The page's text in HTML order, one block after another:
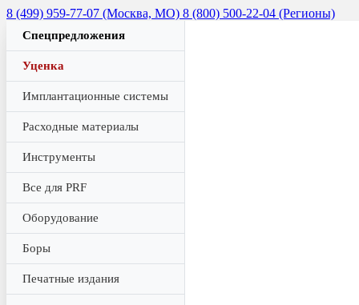
8 (499) 959-77-07 (Москва, МО) 8 (800) 500-22-04 (Регионы)
Спецпредложения
Уценка
Имплантационные системы
Расходные материалы
Инструменты
Все для PRF
Оборудование
Боры
Печатные издания